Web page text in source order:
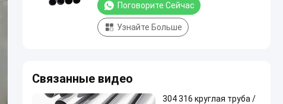
Поговорите Сейчас
Узнайте Больше
Связанные видео
304 316 круглая труба /